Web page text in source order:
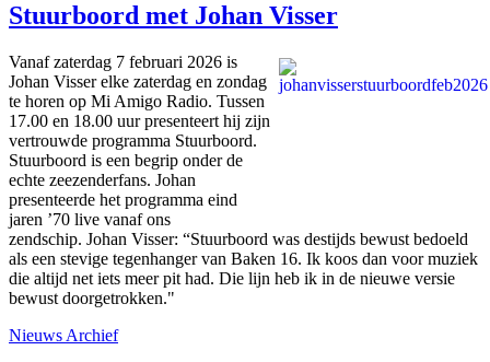
Stuurboord met Johan Visser
Vanaf zaterdag 7 februari 2026 is
Johan Visser elke zaterdag en zondag
te horen op Mi Amigo Radio. Tussen
17.00 en 18.00 uur presenteert hij zijn
vertrouwde programma Stuurboord.
Stuurboord is een begrip onder de
echte zeezenderfans. Johan
presenteerde het programma eind
jaren ’70 live vanaf ons
zendschip. Johan Visser: “Stuurboord was destijds bewust bedoeld
als een stevige tegenhanger van Baken 16. Ik koos dan voor muziek
die altijd net iets meer pit had. Die lijn heb ik in de nieuwe versie
bewust doorgetrokken."
Nieuws Archief